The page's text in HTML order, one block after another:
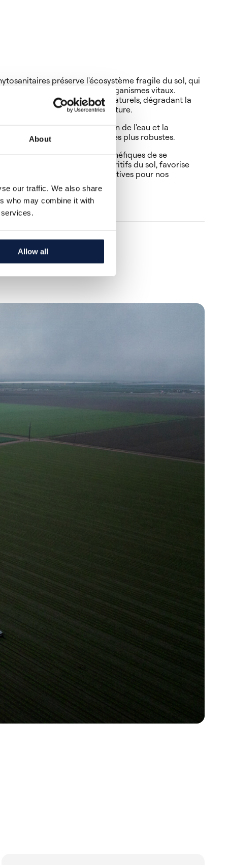
About
our traffic. We also share
who may combine it with
Allow all
préserve l'écosystème fragile du sol, qui
bactéries et d'autres micro-organismes vitaux.
perturbe ces processus naturels, dégradant la
la production agricole future.
améliore l'absorption de l'eau et la
permet d'obtenir des cultures plus robustes.
aux micro-organismes bénéfiques de se
structure et les éléments nutritifs du sol, favorise
des terres fertiles et productives pour nos